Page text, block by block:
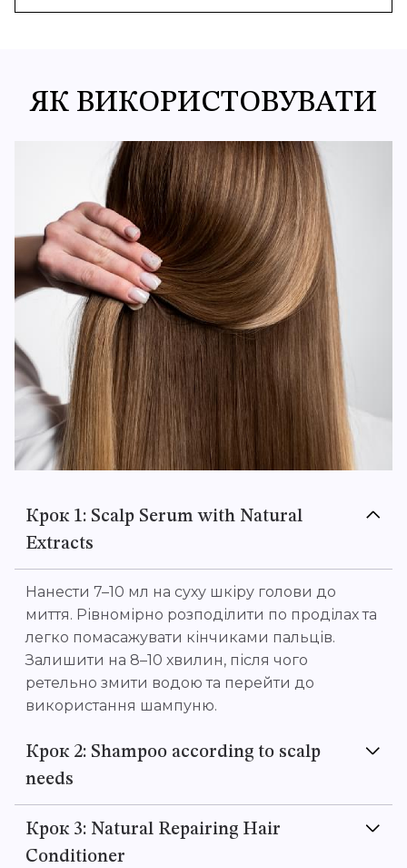
ЯК ВИКОРИСТОВУВАТИ
Крок 1: Scalp Serum with Natural
Extracts
Нанести 7–10 мл на суху шкіру голови до
миття. Рівномірно розподілити по проділах та
легко помасажувати кінчиками пальців.
Залишити на 8–10 хвилин, після чого
ретельно змити водою та перейти до
використання шампуню.
Крок 2: Shampoo according to scalp
needs
Крок 3: Natural Repairing Hair
Conditioner